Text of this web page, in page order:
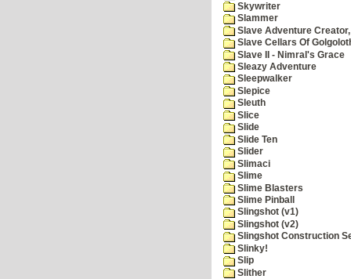
Skywriter
Slammer
Slave Adventure Creator,
Slave Cellars Of
Slave II - Nimral's Grace
Sleazy Adventure
Sleepwalker
Slepice
Sleuth
Slice
Slide
Slide Ten
Slider
Slimaci
Slime
Slime Blasters
Slime Pinball
Slingshot (v1)
Slingshot (v2)
Slingshot Construction
Slinky!
Slip
Slither